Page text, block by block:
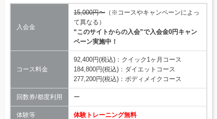
入会金
15,000円〜 （※コースやキャンペーンによっ
て異なる）
“このサイトからの入会”で入会金0円キャン
ペーン実施中！
コース料金
92,400円(税込)：クイック1ヶ月コース
184,800円(税込)：ダイエットコース
277,200円(税込)：ボディメイクコース
回数券/都度利用 ー
体験等 体験トレーニング無料